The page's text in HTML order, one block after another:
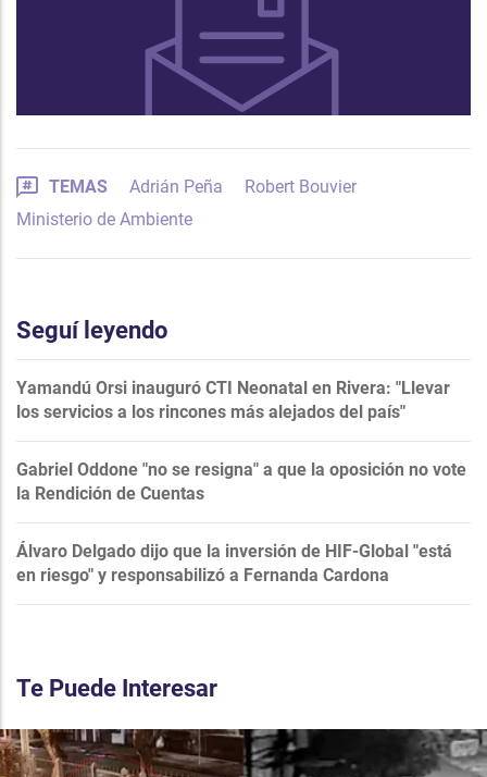
TEMAS Adrián Peña
Robert Bouvier
Ministerio de Ambiente
Seguí leyendo
Yamandú Orsi inauguró CTI Neonatal en Rivera: "Llevar
los servicios a los rincones más alejados del país"
Gabriel Oddone "no se resigna" a que la oposición no vote
la Rendición de Cuentas
Álvaro Delgado dijo que la inversión de HIF-Global "está
en riesgo" y responsabilizó a Fernanda Cardona
Te Puede Interesar